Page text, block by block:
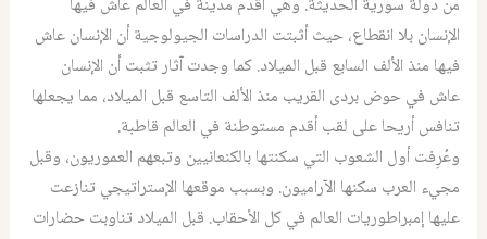
من دولة سورية الحديثة. وهي أقدم مدينة في العالم عاش فيها
الإنسان بلا انقطاع، حيث أثبتت الدراسات الجيولوجية أن الإنسان عاش
فيها منذ الألف السابع قبل الميلاد. كما وجدت آثار تثبت أن الإنسان
عاش في حوض بردى القريب منذ الألف التاسع قبل الميلاد، مما يجعلها
تنافس أريحا على لقب أقدم مستوطنة في العالم قاطبة.
وعُرِفت أول الشعوب التي سكنتها بالكنعانيين وتبعهم العموريون، وقبل
مجيء العرب سكنها الآراميون. وبسبب موقعها الإستراتيجي تنازعت
عليها إمبراطوريات العالم في كل الأحقاب. قبل الميلاد تناوبت حضارات